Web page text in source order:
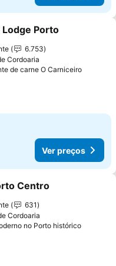
aos favoritos
Porto
6.753
Cordoaria
de carne O Carniceiro
Ver preços
aos favoritos
Centro
631
Cordoaria
no Porto histórico